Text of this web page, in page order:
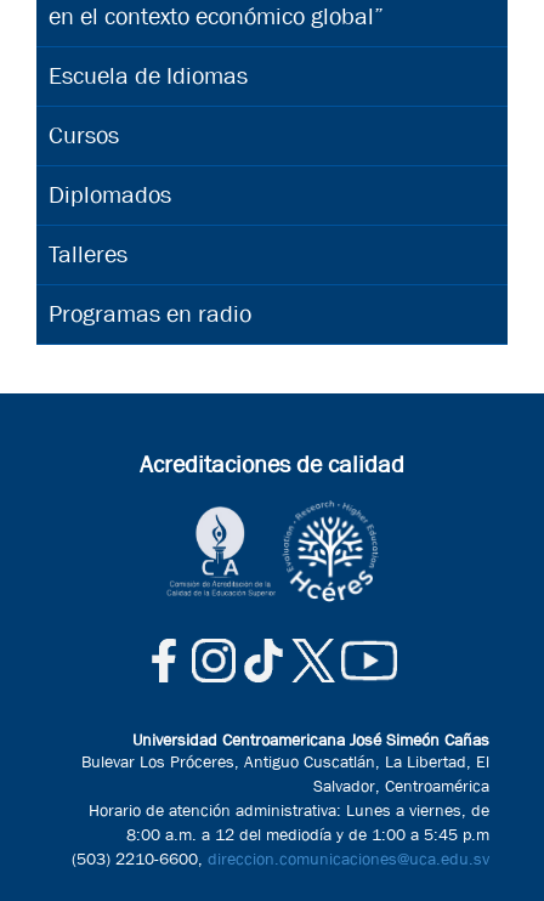
en el contexto económico global”
Escuela de Idiomas
Cursos
Diplomados
Talleres
Programas en radio
Acreditaciones de calidad
Universidad Centroamericana José Simeón Cañas
Bulevar Los Próceres, Antiguo Cuscatlán, La Libertad, El
Salvador, Centroamérica
Horario de atención administrativa: Lunes a viernes, de
8:00 a.m. a 12 del mediodía y de 1:00 a 5:45 p.m
(503) 2210-6600, direccion.comunicaciones@uca.edu.sv